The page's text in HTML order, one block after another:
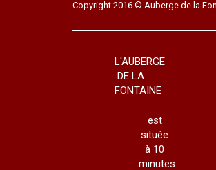
Copyright 2016 © Auberge de la
L'AUBERGE
DE LA
FONTAINE
est
située
à 10
minutes